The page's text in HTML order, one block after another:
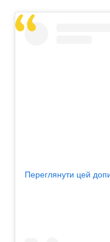
Переглянути цей